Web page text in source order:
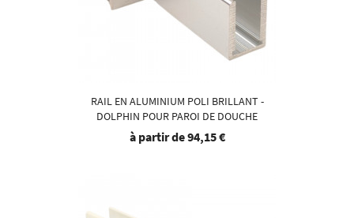
RAIL EN ALUMINIUM POLI BRILLANT -
DOLPHIN POUR PAROI DE DOUCHE
à partir de94,15 €